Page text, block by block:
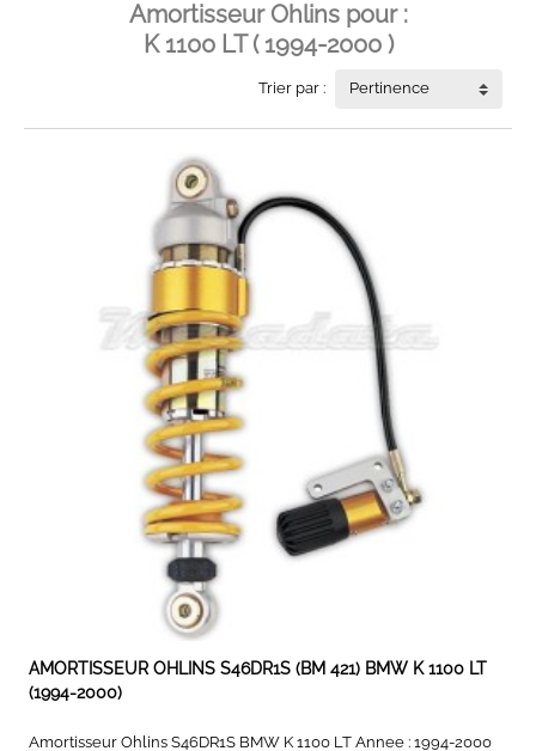
Amortisseur Ohlins pour :
K 1100 LT ( 1994-2000 )
Trier par : Pertinence
EXPEDIÉ SOUS 5 À 10 JOURS
AMORTISSEUR OHLINS S46DR1S (BM 421) BMW K 1100 LT
(1994-2000)
Amortisseur Ohlins S46DR1S BMW K 1100 LT Annee : 1994-2000